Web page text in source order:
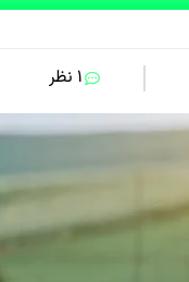
۱ نظر